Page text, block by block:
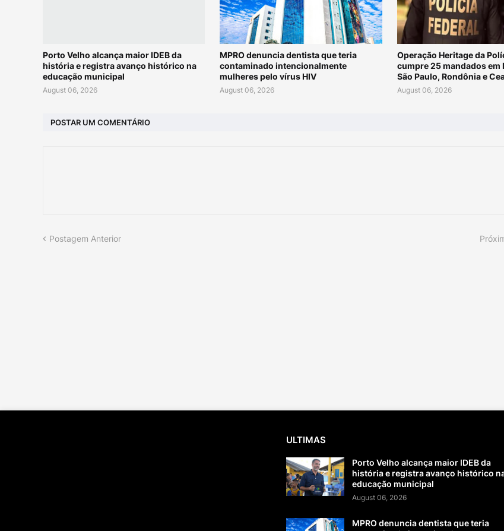
Porto Velho alcança maior IDEB da
história e registra avanço histórico na
educação municipal
August 06, 2026
MPRO denuncia dentista que teria
contaminado intencionalmente
mulheres pelo vírus HIV
August 06, 2026
Operação Heritage da
cumpre 25 mandados em
São Paulo, Rondônia e
August 06, 2026
POSTAR UM COMENTÁRIO
Postagem Anterior
ULTIMAS
Porto Velho alcança maior IDEB da
história e registra avanço histórico
educação municipal
August 06, 2026
MPRO denuncia dentista que teria